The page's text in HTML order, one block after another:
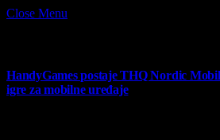
Close Menu
HandyGames postaje THQ Nordic
igre za mobilne uređaje